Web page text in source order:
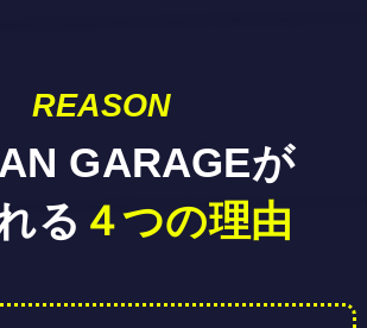
REASON
GARAGEが
る ４つの理由